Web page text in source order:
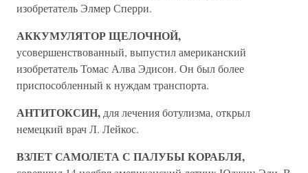
изобретатель Элмер Сперри.
АККУМУЛЯТОР ЩЕЛОЧНОЙ,
усовершенствованный, выпустил американский
изобретатель Томас Алва Эдисон. Он был более
приспособленный к нуждам транспорта.
АНТИТОКСИН, для лечения ботулизма, открыл
немецкий врач Л. Лейкос.
ВЗЛЕТ САМОЛЕТА С ПАЛУБЫ КОРАБЛЯ,